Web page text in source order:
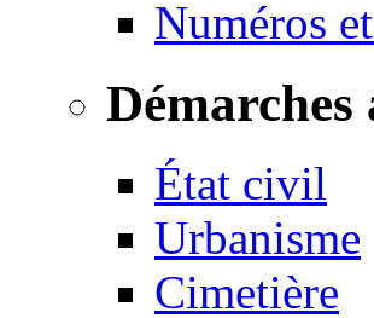
Numéros
État civil
Urbanisme
Cimetière